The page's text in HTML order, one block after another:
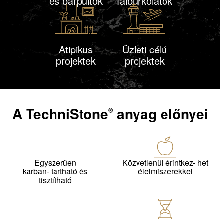
Atipikus
projektek
Üzleti célú
projektek
ATechniStone®anyag előnyei
Egyszerűen
karban- tartható és
tisztítható
Közvetlenül érintkez- het
élelmiszerekkel